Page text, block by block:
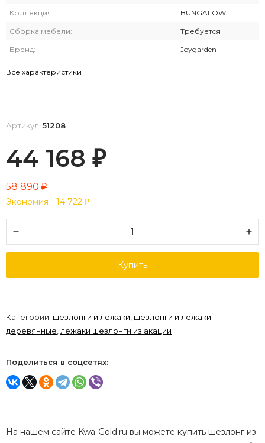
Коллекция: BUNGALOW
Сборка мебели: Требуется
Бренд: Joygarden
Все характеристики
Артикул: 51208
44 168 ₽
58 890₽
Экономия - 14 722 ₽
Купить
Категории: шезлонги и лежаки, шезлонги и лежаки
деревянные,лежаки шезлонги из акации
Поделиться в соцсетях:
На нашем сайте Kwa-Gold.ru вы можете купить шезлонг из